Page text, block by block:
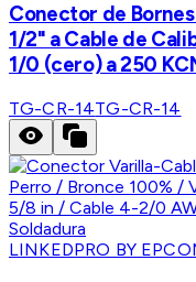
Conector de
1/2" a Cable de
1/0 (cero) a 250
TG-CR-14TG-CR-14
LINKEDPRO BY